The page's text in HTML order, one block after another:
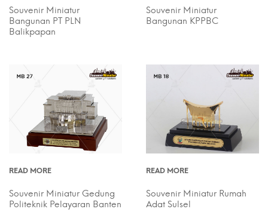
Souvenir Miniatur
Bangunan PT PLN
Balikpapan
Souvenir Miniatur
Bangunan KPPBC
READ MORE
Souvenir Miniatur Gedung
Politeknik Pelayaran Banten
READ MORE
Souvenir Miniatur Rumah
Adat Sulsel